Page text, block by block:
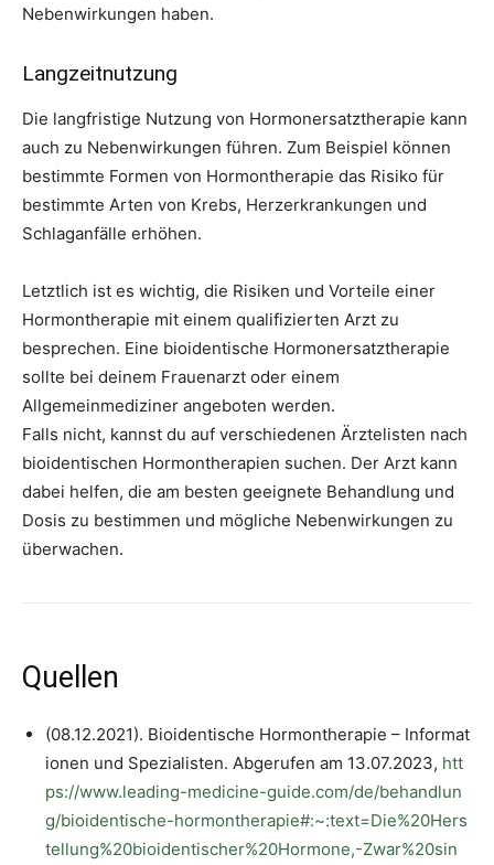
Nebenwirkungen haben.
Langzeitnutzung
Die langfristige Nutzung von Hormonersatztherapie kann
auch zu Nebenwirkungen führen. Zum Beispiel können
bestimmte Formen von Hormontherapie das Risiko für
bestimmte Arten von Krebs, Herzerkrankungen und
Schlaganfälle erhöhen.
Letztlich ist es wichtig, die Risiken und Vorteile einer
Hormontherapie mit einem qualifizierten Arzt zu
besprechen. Eine bioidentische Hormonersatztherapie
sollte bei deinem Frauenarzt oder einem
Allgemeinmediziner angeboten werden.
Falls nicht, kannst du auf verschiedenen Ärztelisten nach
bioidentischen Hormontherapien suchen. Der Arzt kann
dabei helfen, die am besten geeignete Behandlung und
Dosis zu bestimmen und mögliche Nebenwirkungen zu
überwachen.
Quellen
(08.12.2021). Bioidentische Hormontherapie – Informat
ionen und Spezialisten. Abgerufen am 13.07.2023, htt
ps://www.leading-medicine-guide.com/de/behandlun
g/bioidentische-hormontherapie#:~:text=Die%20Hers
tellung%20bioidentischer%20Hormone,-Zwar%20sin